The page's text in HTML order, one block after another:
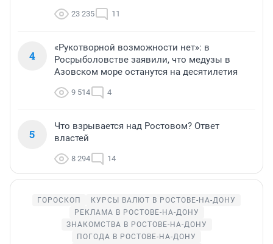
23 235 11
4
«Рукотворной возможности нет»: в
Росрыболовстве заявили, что медузы в
Азовском море останутся на десятилетия
9 514 4
5
Что взрывается над Ростовом? Ответ
властей
8 294 14
ГОРОСКОП
КУРСЫ ВАЛЮТ В РОСТОВЕ-НА-ДОНУ
РЕКЛАМА В РОСТОВЕ-НА-ДОНУ
ЗНАКОМСТВА В РОСТОВЕ-НА-ДОНУ
ПОГОДА В РОСТОВЕ-НА-ДОНУ